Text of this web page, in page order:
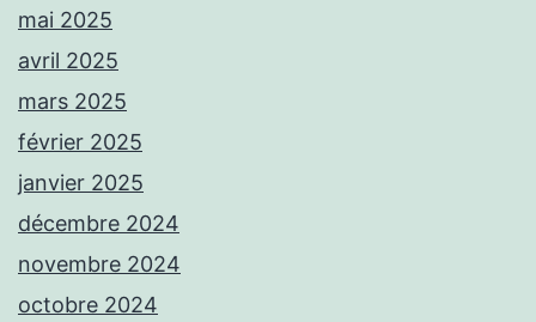
mai 2025
avril 2025
mars 2025
février 2025
janvier 2025
décembre 2024
novembre 2024
octobre 2024